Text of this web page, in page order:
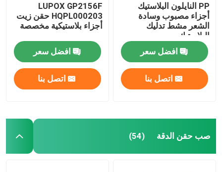
PP النايلون البلاستيك
أجزاء مصبوب وسادة
الشعر مشط تدليك
البلاستيك
افضل سعر
اتصل بنا
LUPOX GP2156F
HQPL000203 حقن زيت
أجزاء بلاستيكية مخصصة
افضل سعر
اتصل بنا
صب حقن الدقة (54)